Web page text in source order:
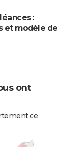
:
et modèle de
ont
de